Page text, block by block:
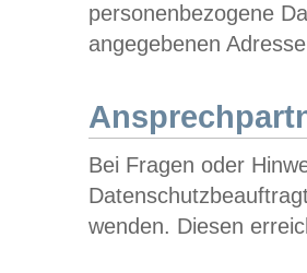
personenbezogene
angegebenen
Bei Fragen oder
wenden. Diesen